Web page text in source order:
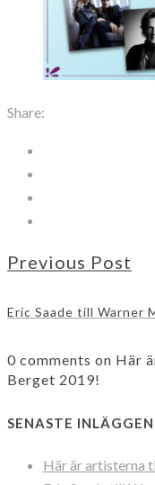
Share:
Previous Post
Eric Saade till Warner
0 comments on Här
Berget 2019!
SENASTE INLÄGGEN
Här är artisterna